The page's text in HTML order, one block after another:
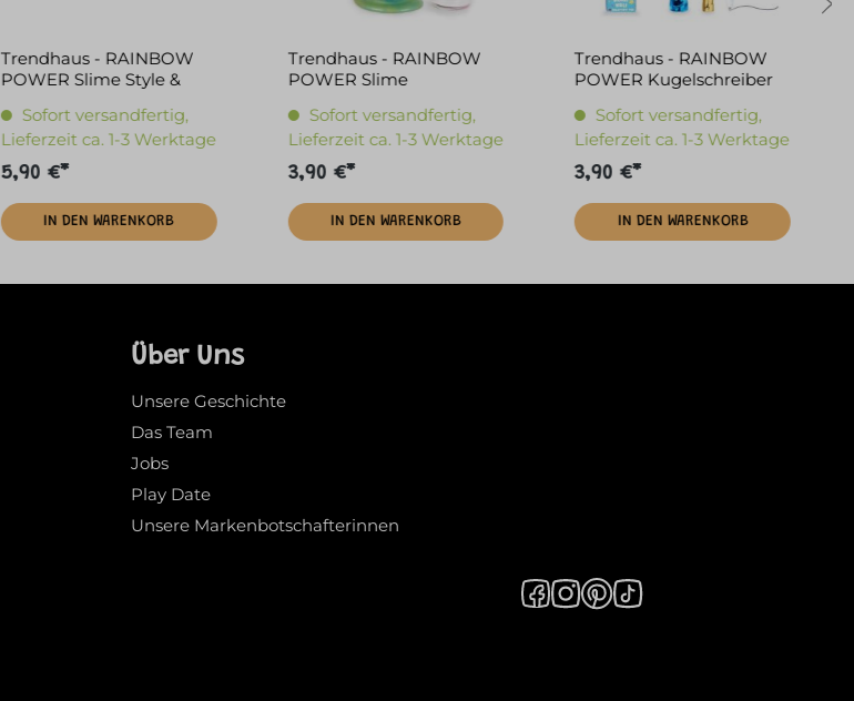
Trendhaus - RAINBOW
POWER Slime Style &
Sofort versandfertig,
Lieferzeit ca. 1-3 Werktage
5,90 €*
IN DEN WARENKORB
Trendhaus - RAINBOW
POWER Slime
Sofort versandfertig,
Lieferzeit ca. 1-3 Werktage
3,90 €*
IN DEN WARENKORB
Trendhaus - RAINBOW
POWER Kugelschreiber
Sofort versandfertig,
Lieferzeit ca. 1-3 Werktage
3,90 €*
IN DEN WARENKORB
Über Uns
Unsere Geschichte
Das Team
Jobs
Play Date
Unsere Markenbotschafterinnen